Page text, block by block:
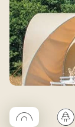
◯Coco rond🌲